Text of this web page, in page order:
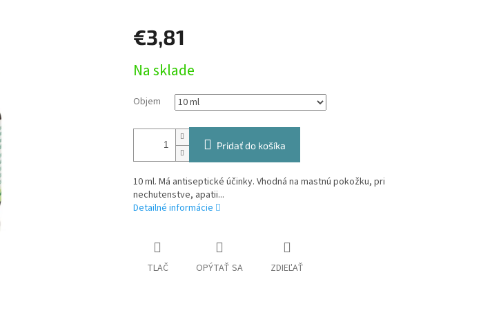
€3,81
cena:
Na sklade
Objem
Pridať do košíka
10 ml. Má antiseptické účinky. Vhodná na mastnú pokožku, pri
nechutenstve, apatii...
Detailné informácie
TLAČ OPÝTAŤ SA ZDIEĽAŤ